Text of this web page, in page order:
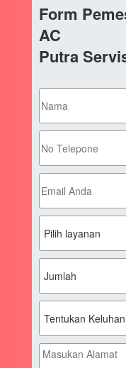
Form
AC
Putra